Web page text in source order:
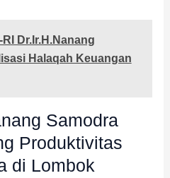
Dr.Ir.H.Nanang
Halaqah Keuangan
Samodra
Produktivitas
di Lombok